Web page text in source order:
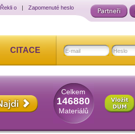
Řekli o | Zapomenuté heslo
CITACE
Celkem
146880
Materiálů